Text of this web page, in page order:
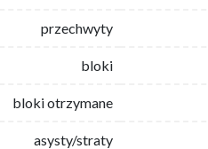
przechwyty
bloki
bloki otrzymane
asysty/straty